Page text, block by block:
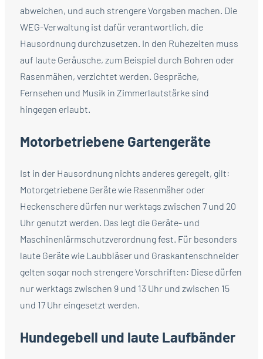
abweichen, und auch strengere Vorgaben machen. Die
WEG-Verwaltung ist dafür verantwortlich, die
Hausordnung durchzusetzen. In den Ruhezeiten muss
auf laute Geräusche, zum Beispiel durch Bohren oder
Rasenmähen, verzichtet werden. Gespräche,
Fernsehen und Musik in Zimmerlautstärke sind
hingegen erlaubt.
Motorbetriebene Gartengeräte
Ist in der Hausordnung nichts anderes geregelt, gilt:
Motorgetriebene Geräte wie Rasenmäher oder
Heckenschere dürfen nur werktags zwischen 7 und 20
Uhr genutzt werden. Das legt die Geräte- und
Maschinenlärmschutzverordnung fest. Für besonders
laute Geräte wie Laubbläser und Graskantenschneider
gelten sogar noch strengere Vorschriften: Diese dürfen
nur werktags zwischen 9 und 13 Uhr und zwischen 15
und 17 Uhr eingesetzt werden.
Hundegebell und laute Laufbänder